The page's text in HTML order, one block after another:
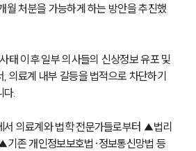
월 처분을 가능하게 하는 방안을 추진했
태 이후 일부 의사들의 신상정보 유포 및
의료계 내부 갈등을 법적으로 차단하기
다.
서 의료계와 법학 전문가들로부터 ▲법리
기존 개인정보보호법·정보통신망법 등